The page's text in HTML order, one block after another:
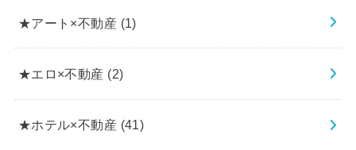
★アート×不動産 (1)
★エロ×不動産 (2)
★ホテル×不動産 (41)